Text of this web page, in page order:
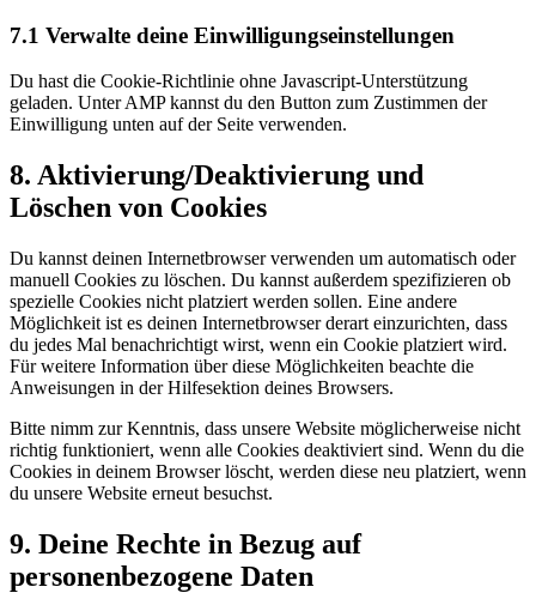
7.1 Verwalte deine Einwilligungseinstellungen
Du hast die Cookie-Richtlinie ohne Javascript-Unterstützung
geladen. Unter AMP kannst du den Button zum Zustimmen der
Einwilligung unten auf der Seite verwenden.
8. Aktivierung/Deaktivierung und
Löschen von Cookies
Du kannst deinen Internetbrowser verwenden um automatisch oder
manuell Cookies zu löschen. Du kannst außerdem spezifizieren ob
spezielle Cookies nicht platziert werden sollen. Eine andere
Möglichkeit ist es deinen Internetbrowser derart einzurichten, dass
du jedes Mal benachrichtigt wirst, wenn ein Cookie platziert wird.
Für weitere Information über diese Möglichkeiten beachte die
Anweisungen in der Hilfesektion deines Browsers.
Bitte nimm zur Kenntnis, dass unsere Website möglicherweise nicht
richtig funktioniert, wenn alle Cookies deaktiviert sind. Wenn du die
Cookies in deinem Browser löscht, werden diese neu platziert, wenn
du unsere Website erneut besuchst.
9. Deine Rechte in Bezug auf
personenbezogene Daten